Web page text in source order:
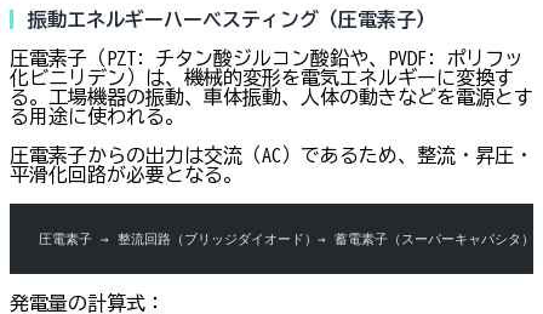
振動エネルギーハーベスティング（圧電素子）
圧電素子（PZT: チタン酸ジルコン酸鉛や、PVDF: ポリフッ
化ビニリデン）は、機械的変形を電気エネルギーに変換す
る。工場機器の振動、車体振動、人体の動きなどを電源とす
る用途に使われる。
圧電素子からの出力は交流（AC）であるため、整流・昇圧・
平滑化回路が必要となる。
圧電素子 → 整流回路（ブリッジダイオード）→ 蓄電素子（スーパーキャパシタ
発電量の計算式：